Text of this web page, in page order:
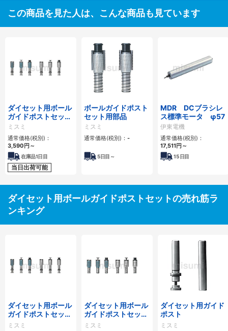
この商品を見た人は、こんな商品も見ています
ダイセット用ボール
ガイドポストセット
-着脱ポスト-
ミスミ
通常価格(税別)：
3,590 円 ～
在庫品1日目
当日出荷可能
ボールガイドポスト
セット用部品
ミスミ
通常価格(税別)： -
5日目～
MDR DCブラシレ
ス標準モータ φ57
伊東電機
通常価格(税別)：
17,511円 ～
15日目
ダイセット用ボールガイドポストセットの売れ筋ラ
ンキング
ダイセット用ボール
ガイドポストセット
-着脱ポスト-
ミスミ
ダイセット用ボール
ガイドポストセット
-圧入ポスト-
ミスミ
ダイセット用ガイド
ポスト
ミスミ